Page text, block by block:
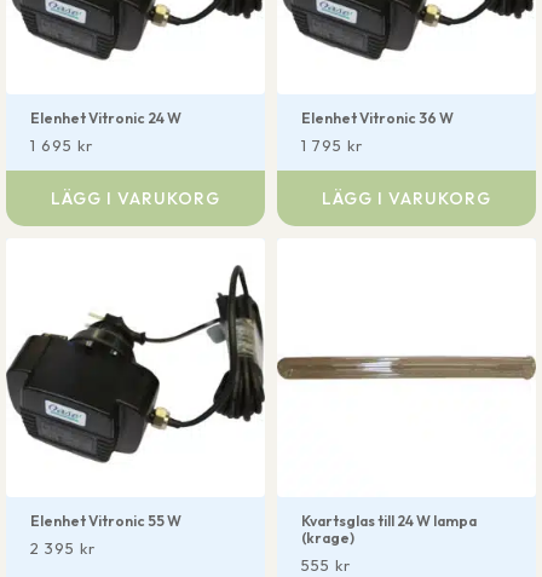
Elenhet Vitronic 24 W
1 695 kr
LÄGG I VARUKORG
Elenhet Vitronic 36 W
1 795 kr
LÄGG I VARUKORG
Elenhet Vitronic 55 W
2 395 kr
Kvartsglas till 24 W lampa
(krage)
555 kr